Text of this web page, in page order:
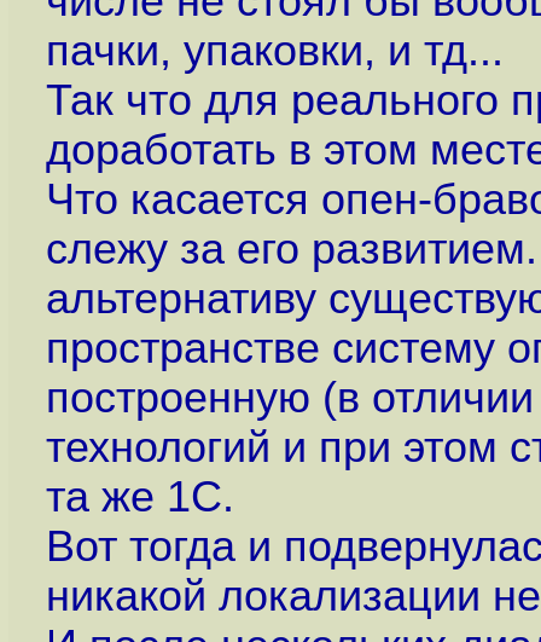
пачки, упаковки, и тд...
Так что для реального
доработать в этом
Что касается опен-
слежу за его
альтернативу
пространстве систему
построенную (в
технологий и при этом
та же 1С.
Вот тогда и
никакой локализации